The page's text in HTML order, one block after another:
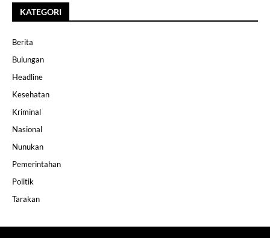
KATEGORI
Berita
Bulungan
Headline
Kesehatan
Kriminal
Nasional
Nunukan
Pemerintahan
Politik
Tarakan